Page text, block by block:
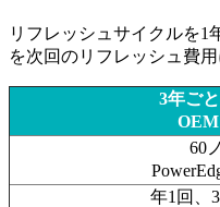
リフレッシュサイクルを
を次回のリフレッシュ費
3年ご
60
年1回、